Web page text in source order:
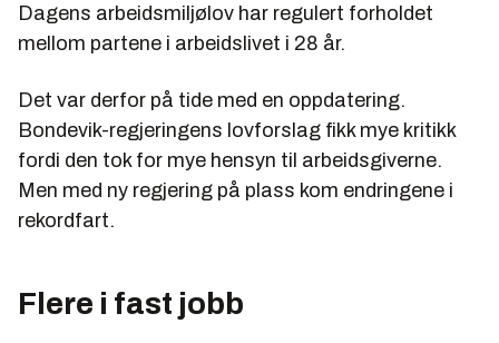
Dagens arbeidsmiljølov har regulert forholdet
mellom partene i arbeidslivet i 28 år.
Det var derfor på tide med en oppdatering.
Bondevik-regjeringens lovforslag fikk mye kritikk
fordi den tok for mye hensyn til arbeidsgiverne.
Men med ny regjering på plass kom endringene i
rekordfart.
Flere i fast jobb